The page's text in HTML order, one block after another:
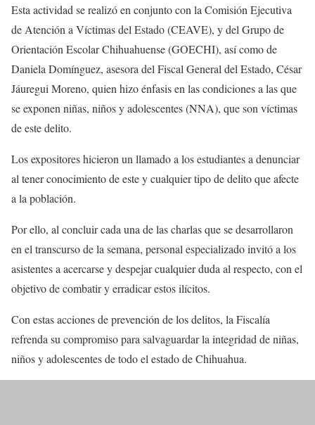
Esta actividad se realizó en conjunto con la Comisión Ejecutiva
de Atención a Víctimas del Estado (CEAVE), y del Grupo de
Orientación Escolar Chihuahuense (GOECHI), así como de
Daniela Domínguez, asesora del Fiscal General del Estado, César
Jáuregui Moreno, quien hizo énfasis en las condiciones a las que
se exponen niñas, niños y adolescentes (NNA), que son víctimas
de este delito.
Los expositores hicieron un llamado a los estudiantes a denunciar
al tener conocimiento de este y cualquier tipo de delito que afecte
a la población.
Por ello, al concluir cada una de las charlas que se desarrollaron
en el transcurso de la semana, personal especializado invitó a los
asistentes a acercarse y despejar cualquier duda al respecto, con el
objetivo de combatir y erradicar estos ilícitos.
Con estas acciones de prevención de los delitos, la Fiscalía
refrenda su compromiso para salvaguardar la integridad de niñas,
niños y adolescentes de todo el estado de Chihuahua.